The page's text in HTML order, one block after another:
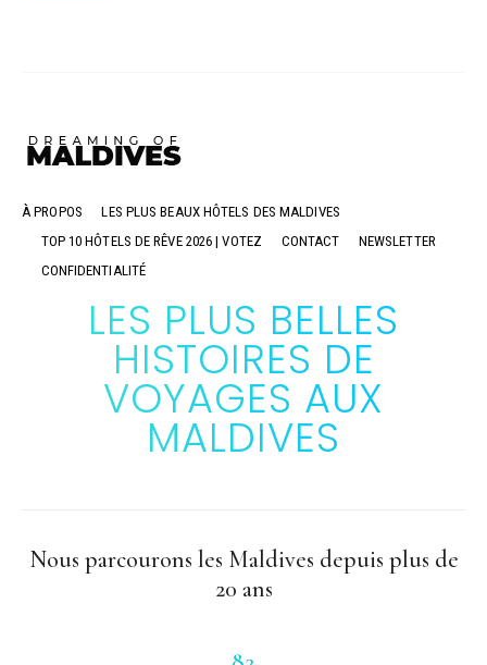
À PROPOS
LES PLUS BEAUX HÔTELS DES MALDIVES
TOP 10 HÔTELS DE RÊVE 2026 | VOTEZ
CONTACT
NEWSLETTER
CONFIDENTIALITÉ
LES PLUS BELLES
HISTOIRES DE
VOYAGES AUX
MALDIVES
Nous parcourons les Maldives depuis plus de
20 ans